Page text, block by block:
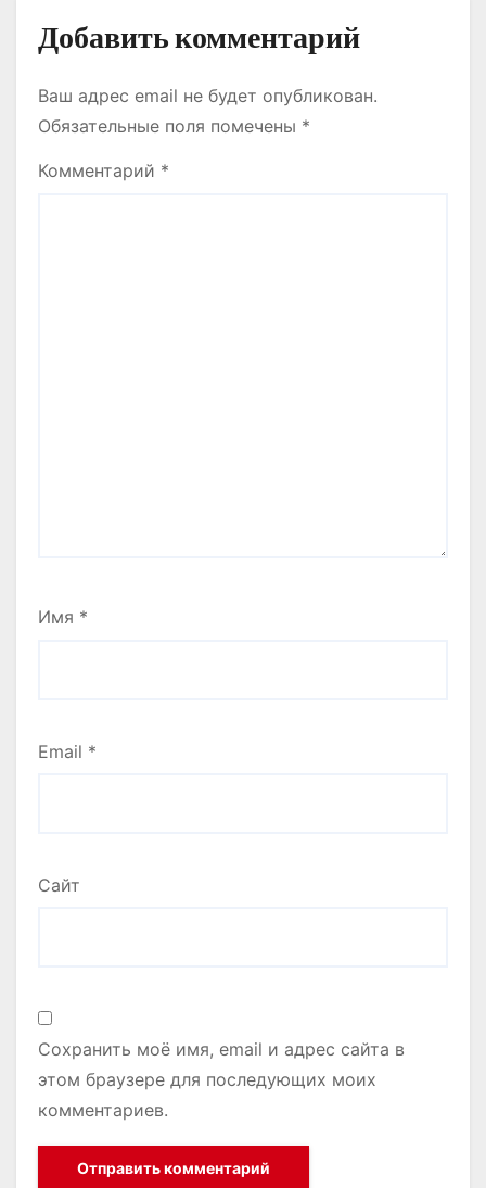
Добавить комментарий
Ваш адрес email не будет опубликован.
Обязательные поля помечены *
Комментарий *
Имя *
Email *
Сайт
Сохранить моё имя, email и адрес сайта в
этом браузере для последующих моих
комментариев.